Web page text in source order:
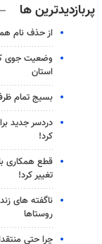
پربازدیدترین ها
از حذف نام
استان
بسیج تمام
دردسر جدید
کرد!
قطع همکاری
تغییر کرد!
ناگفته های
روستاها
چرا حتی